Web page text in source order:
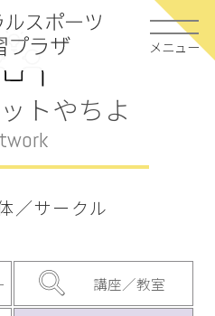
メニュー
トやちよ
／サークル
講座／教室